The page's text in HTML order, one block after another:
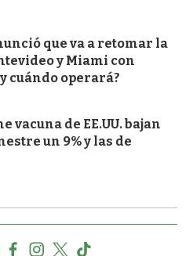
que va a retomar la
y Miami con
cuándo operará?
vacuna de EE.UU. bajan
un 9% y las de